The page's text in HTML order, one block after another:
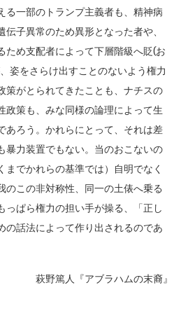
る一部のトランプ主義者も、精神病
子異常のため異形となった者や、
ため支配者によって下層階級へ貶(お
姿をさらけ出すことのないよう権力
策がとられてきたことも、ナチスの
政策も、みな同様の論理によって生
あろう。かれらにとって、それは差
暴力装置でもない。当のおこないの
までかれらの基準では）自明でなく
のこの非対称性、同一の土俵へ乗る
っぱら権力の担い手が操る、「正し
の話法によって作り出されるのであ
萩野篤人『アブラハムの末裔』